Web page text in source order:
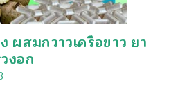
สมกวาวเครือขาว ยา
งอก